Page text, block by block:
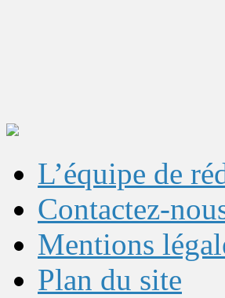
L’équipe de
Contactez-
Mentions
Plan du site